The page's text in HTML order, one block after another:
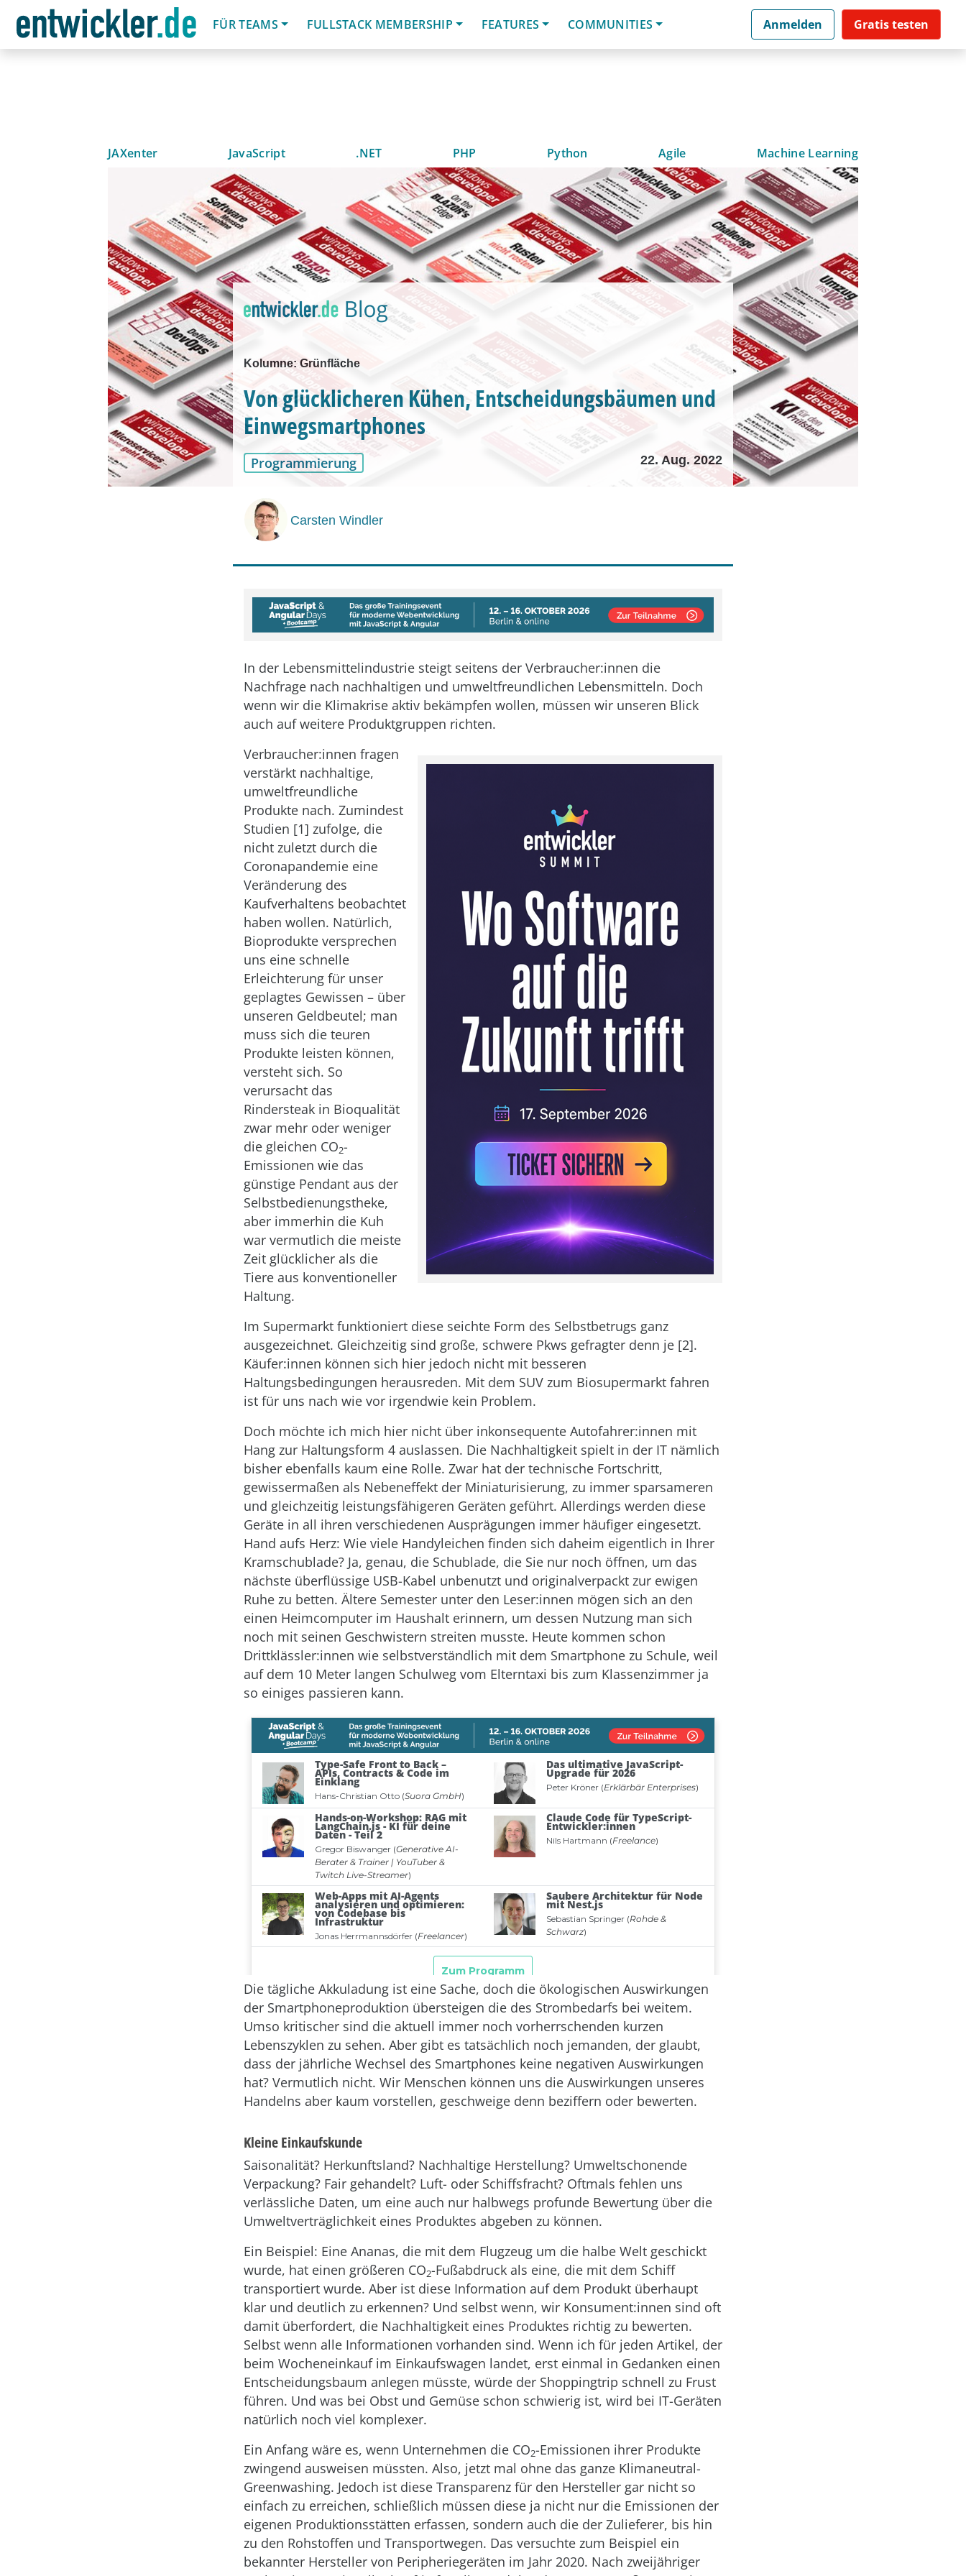
FÜR TEAMS
FULLSTACK MEMBERSHIP FEATURES COMMUNITIES Anmelden Gratis testen
JAXenter JavaScript .NET PHP Python Agile Machine Learning
Kolumne: Grünfläche
Von glücklicheren Kühen, Entscheidungsbäumen und
Einwegsmartphones
Programmierung 22. Aug. 2022
Carsten Windler
In der Lebensmittelindustrie steigt seitens der Verbraucher:innen die
Nachfrage nach nachhaltigen und umweltfreundlichen Lebensmitteln. Doch
wenn wir die Klimakrise aktiv bekämpfen wollen, müssen wir unseren Blick
auch auf weitere Produktgruppen richten.
Verbraucher:innen fragen
verstärkt nachhaltige,
umweltfreundliche
Produkte nach. Zumindest
Studien [1] zufolge, die
nicht zuletzt durch die
Coronapandemie eine
Veränderung des
Kaufverhaltens beobachtet
haben wollen. Natürlich,
Bioprodukte versprechen
uns eine schnelle
Erleichterung für unser
geplagtes Gewissen – über
unseren Geldbeutel; man
muss sich die teuren
Produkte leisten können,
versteht sich. So
verursacht das
Rindersteak in Bioqualität
zwar mehr oder weniger
die gleichen CO2-
Emissionen wie das
günstige Pendant aus der
Selbstbedienungstheke,
aber immerhin die Kuh
war vermutlich die meiste
Zeit glücklicher als die
Tiere aus konventioneller
Haltung.
Im Supermarkt funktioniert diese seichte Form des Selbstbetrugs ganz
ausgezeichnet. Gleichzeitig sind große, schwere Pkws gefragter denn je [2].
Käufer:innen können sich hier jedoch nicht mit besseren
Haltungsbedingungen herausreden. Mit dem SUV zum Biosupermarkt fahren
ist für uns nach wie vor irgendwie kein Problem.
Doch möchte ich mich hier nicht über inkonsequente Autofahrer:innen mit
Hang zur Haltungsform 4 auslassen. Die Nachhaltigkeit spielt in der IT nämlich
bisher ebenfalls kaum eine Rolle. Zwar hat der technische Fortschritt,
gewissermaßen als Nebeneffekt der Miniaturisierung, zu immer sparsameren
und gleichzeitig leistungsfähigeren Geräten geführt. Allerdings werden diese
Geräte in all ihren verschiedenen Ausprägungen immer häufiger eingesetzt.
Hand aufs Herz: Wie viele Handyleichen finden sich daheim eigentlich in Ihrer
Kramschublade? Ja, genau, die Schublade, die Sie nur noch öffnen, um das
nächste überflüssige USB-Kabel unbenutzt und originalverpackt zur ewigen
Ruhe zu betten. Ältere Semester unter den Leser:innen mögen sich an den
einen Heimcomputer im Haushalt erinnern, um dessen Nutzung man sich
noch mit seinen Geschwistern streiten musste. Heute kommen schon
Drittklässler:innen wie selbstverständlich mit dem Smartphone zu Schule, weil
auf dem 10 Meter langen Schulweg vom Elterntaxi bis zum Klassenzimmer ja
so einiges passieren kann.
Die tägliche Akkuladung ist eine Sache, doch die ökologischen Auswirkungen
der Smartphoneproduktion übersteigen die des Strombedarfs bei weitem.
Umso kritischer sind die aktuell immer noch vorherrschenden kurzen
Lebenszyklen zu sehen. Aber gibt es tatsächlich noch jemanden, der glaubt,
dass der jährliche Wechsel des Smartphones keine negativen Auswirkungen
hat? Vermutlich nicht. Wir Menschen können uns die Auswirkungen unseres
Handelns aber kaum vorstellen, geschweige denn beziffern oder bewerten.
Kleine Einkaufskunde
Saisonalität? Herkunftsland? Nachhaltige Herstellung? Umweltschonende
Verpackung? Fair gehandelt? Luft- oder Schiffsfracht? Oftmals fehlen uns
verlässliche Daten, um eine auch nur halbwegs profunde Bewertung über die
Umweltverträglichkeit eines Produktes abgeben zu können.
Ein Beispiel: Eine Ananas, die mit dem Flugzeug um die halbe Welt geschickt
wurde, hat einen größeren CO2-Fußabdruck als eine, die mit dem Schiff
transportiert wurde. Aber ist diese Information auf dem Produkt überhaupt
klar und deutlich zu erkennen? Und selbst wenn, wir Konsument:innen sind oft
damit überfordert, die Nachhaltigkeit eines Produktes richtig zu bewerten.
Selbst wenn alle Informationen vorhanden sind. Wenn ich für jeden Artikel, der
beim Wocheneinkauf im Einkaufswagen landet, erst einmal in Gedanken einen
Entscheidungsbaum anlegen müsste, würde der Shoppingtrip schnell zu Frust
führen. Und was bei Obst und Gemüse schon schwierig ist, wird bei IT-Geräten
natürlich noch viel komplexer.
Ein Anfang wäre es, wenn Unternehmen die CO2-Emissionen ihrer Produkte
zwingend ausweisen müssten. Also, jetzt mal ohne das ganze Klimaneutral-
Greenwashing. Jedoch ist diese Transparenz für den Hersteller gar nicht so
einfach zu erreichen, schließlich müssen diese ja nicht nur die Emissionen der
eigenen Produktionsstätten erfassen, sondern auch die der Zulieferer, bis hin
zu den Rohstoffen und Transportwegen. Das versuchte zum Beispiel ein
bekannter Hersteller von Peripheriegeräten im Jahr 2020. Nach zweijähriger